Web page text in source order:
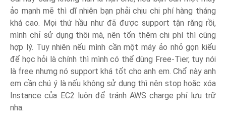
ảo mạnh mẽ thì dĩ nhiên bạn phải chịu chi phí hàng tháng
khá cao. Mọi thứ hầu như đã được support tận răng rồi,
mình chỉ sử dụng thôi mà, nên tốn thêm chi phí thì cũng
hợp lý. Tuy nhiên nếu mình cần một máy ảo nhỏ gọn kiểu
để học hỏi là chính thì mình có thể dùng Free-Tier, tuy nói
là free nhưng nó support khá tốt cho anh em. Chổ này anh
em cần chú ý là nếu không sử dụng thì nên stop hoặc xóa
Instance của EC2 luôn để tránh AWS charge phí lưu trữ
nha.